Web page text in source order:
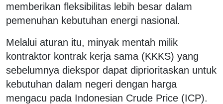
memberikan fleksibilitas lebih besar dalam
pemenuhan kebutuhan energi nasional.
Melalui aturan itu, minyak mentah milik
kontraktor kontrak kerja sama (KKKS) yang
sebelumnya diekspor dapat diprioritaskan untuk
kebutuhan dalam negeri dengan harga
mengacu pada Indonesian Crude Price (ICP).